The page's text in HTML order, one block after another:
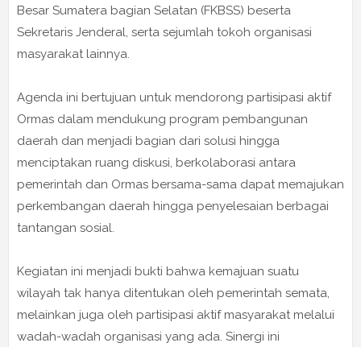
Besar Sumatera bagian Selatan (FKBSS) beserta
Sekretaris Jenderal, serta sejumlah tokoh organisasi
masyarakat lainnya.
Agenda ini bertujuan untuk mendorong partisipasi aktif
Ormas dalam mendukung program pembangunan
daerah dan menjadi bagian dari solusi hingga
menciptakan ruang diskusi, berkolaborasi antara
pemerintah dan Ormas bersama-sama dapat memajukan
perkembangan daerah hingga penyelesaian berbagai
tantangan sosial.
Kegiatan ini menjadi bukti bahwa kemajuan suatu
wilayah tak hanya ditentukan oleh pemerintah semata,
melainkan juga oleh partisipasi aktif masyarakat melalui
wadah-wadah organisasi yang ada. Sinergi ini